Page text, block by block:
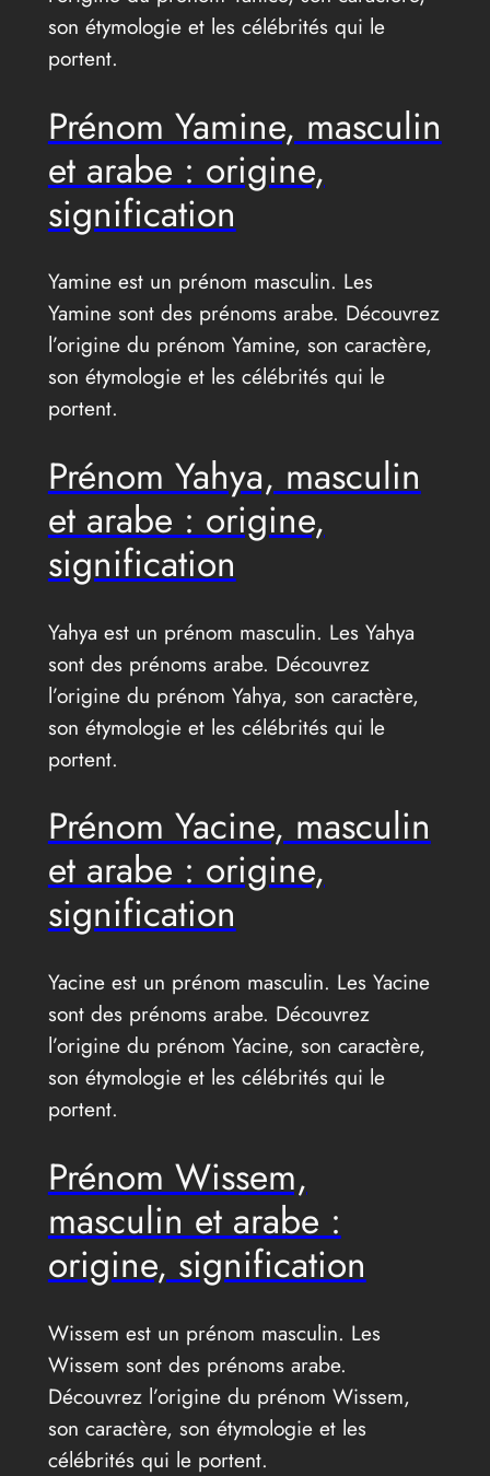
son étymologie et les célébrités qui le
portent.
Prénom Yamine, masculin
et arabe : origine,
signification
Yamine est un prénom masculin. Les
Yamine sont des prénoms arabe. Découvrez
l’origine du prénom Yamine, son caractère,
son étymologie et les célébrités qui le
portent.
Prénom Yahya, masculin
et arabe : origine,
signification
Yahya est un prénom masculin. Les Yahya
sont des prénoms arabe. Découvrez
l’origine du prénom Yahya, son caractère,
son étymologie et les célébrités qui le
portent.
Prénom Yacine, masculin
et arabe : origine,
signification
Yacine est un prénom masculin. Les Yacine
sont des prénoms arabe. Découvrez
l’origine du prénom Yacine, son caractère,
son étymologie et les célébrités qui le
portent.
Prénom Wissem,
masculin et arabe :
origine, signification
Wissem est un prénom masculin. Les
Wissem sont des prénoms arabe.
Découvrez l’origine du prénom Wissem,
son caractère, son étymologie et les
célébrités qui le portent.